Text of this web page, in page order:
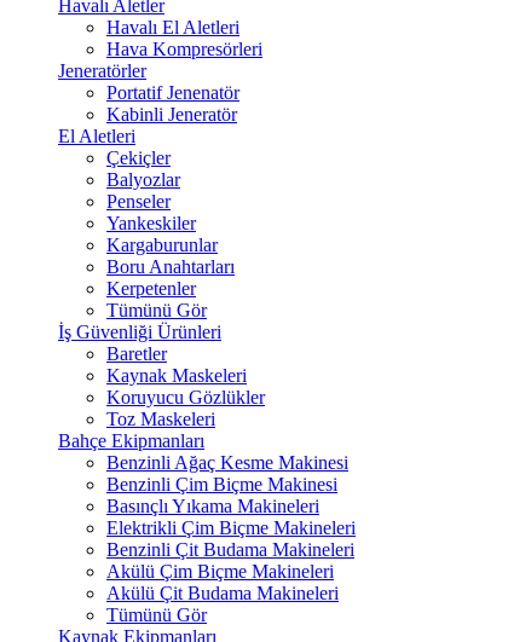
Havalı Aletler
Havalı El Aletleri
Hava Kompresörleri
Jeneratörler
Portatif Jenenatör
Kabinli Jeneratör
El Aletleri
Çekiçler
Balyozlar
Penseler
Yankeskiler
Kargaburunlar
Boru Anahtarları
Kerpetenler
Tümünü Gör
İş Güvenliği Ürünleri
Baretler
Kaynak Maskeleri
Koruyucu Gözlükler
Toz Maskeleri
Bahçe Ekipmanları
Benzinli Ağaç Kesme Makinesi
Benzinli Çim Biçme Makinesi
Basınçlı Yıkama Makineleri
Elektrikli Çim Biçme Makineleri
Benzinli Çit Budama Makineleri
Akülü Çim Biçme Makineleri
Akülü Çit Budama Makineleri
Tümünü Gör
Kaynak Ekipmanları